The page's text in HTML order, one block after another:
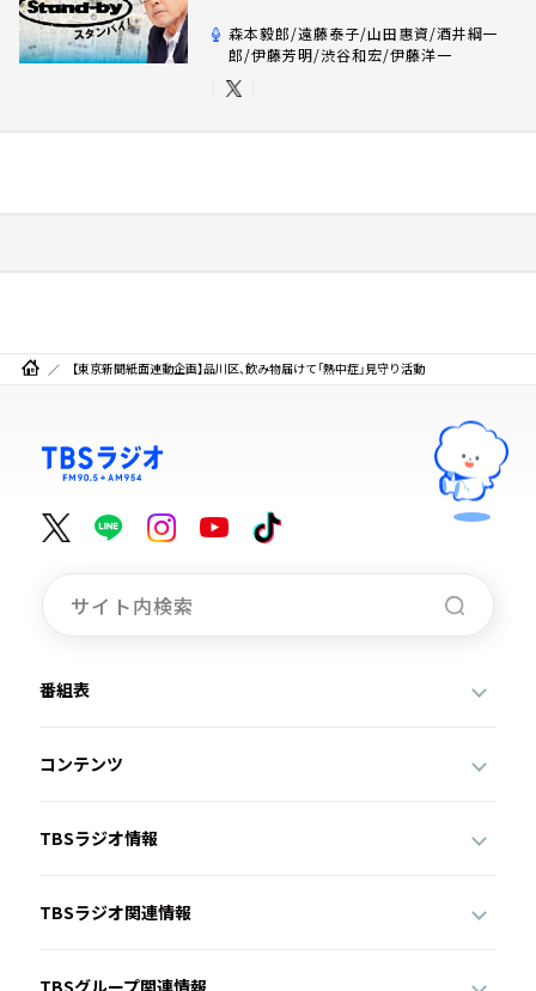
森本毅郎/遠藤泰子/山田惠資/酒井綱一
郎/伊藤芳明/渋谷和宏/伊藤洋一
【東京新聞紙面連動企画】品川区、飲み物届けて「熱中症」見守り活動
番組表
コンテンツ
TBSラジオ情報
TBSラジオ関連情報